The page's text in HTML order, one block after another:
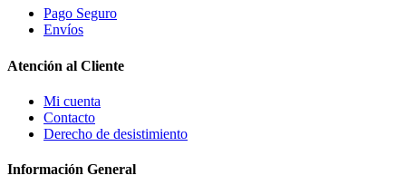
Pago Seguro
Envíos
Atención al Cliente
Mi cuenta
Contacto
Derecho de desistimiento
Información General